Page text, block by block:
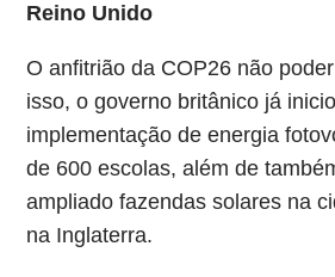
Reino Unido
O anfitrião da COP26 não
isso, o governo britânico já
implementação de energia
de 600 escolas, além de
ampliado fazendas solares na
na Inglaterra.